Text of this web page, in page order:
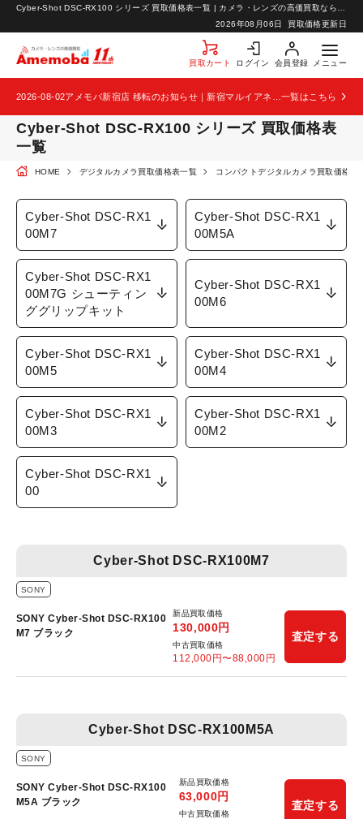
2026年08月06日 買取価格更新日
買取カート ログイン 会員登録 メニュー
お問い合わせ
2026-08-02 一覧はこちら
Cyber-Shot DSC-RX100 シリーズ 買取価格表
一覧
HOME デジタルカメラ買取価格表一覧 コンパクトデジタルカメラ買取価格表
Cyber-Shot DSC-RX1
00M7
Cyber-Shot DSC-RX1
00M5A
Cyber-Shot DSC-RX1
00M7G シューティン
ググリップキット
Cyber-Shot DSC-RX1
00M6
Cyber-Shot DSC-RX1
00M5
Cyber-Shot DSC-RX1
00M4
Cyber-Shot DSC-RX1
00M3
Cyber-Shot DSC-RX1
00M2
Cyber-Shot DSC-RX1
00
Cyber-Shot DSC-RX100M7
SONY
SONY Cyber-Shot DSC-RX100
M7 ブラック
新品買取価格
130,000円
中古買取価格
112,000円〜88,000円
査定する
Cyber-Shot DSC-RX100M5A
SONY
SONY Cyber-Shot DSC-RX100
M5A ブラック
新品買取価格
63,000円
中古買取価格
査定する